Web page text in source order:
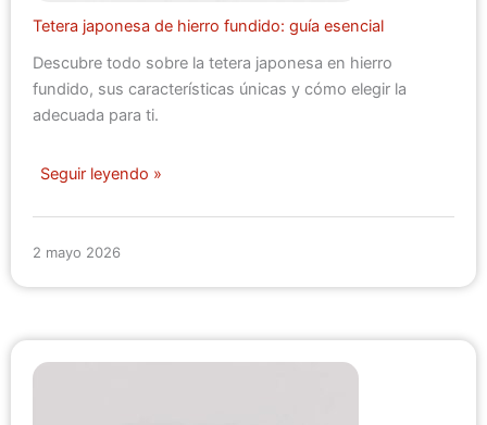
Tetera japonesa de hierro fundido: guía esencial
Descubre todo sobre la tetera japonesa en hierro
fundido, sus características únicas y cómo elegir la
adecuada para ti.
Seguir leyendo »
2 mayo 2026